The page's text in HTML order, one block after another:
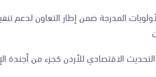
المدرجة ضمن إطار التعاون لدعم
الاقتصادي للأردن كجزء من